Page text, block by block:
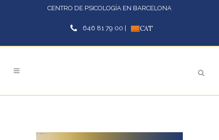
CENTRO DE PSICOLOGÍA EN BARCELONA
646 81 79 00 | CAT